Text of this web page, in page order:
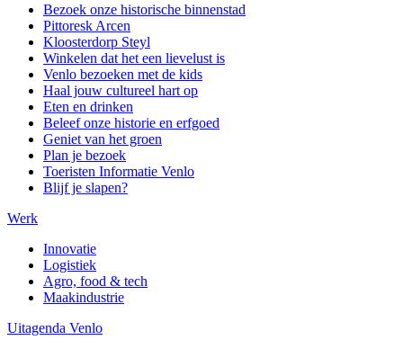
Bezoek onze historische binnenstad
Pittoresk Arcen
Kloosterdorp Steyl
Winkelen dat het een lievelust is
Venlo bezoeken met de kids
Haal jouw cultureel hart op
Eten en drinken
Beleef onze historie en erfgoed
Geniet van het groen
Plan je bezoek
Toeristen Informatie Venlo
Blijf je slapen?
Werk
Innovatie
Logistiek
Agro, food & tech
Maakindustrie
Uitagenda Venlo